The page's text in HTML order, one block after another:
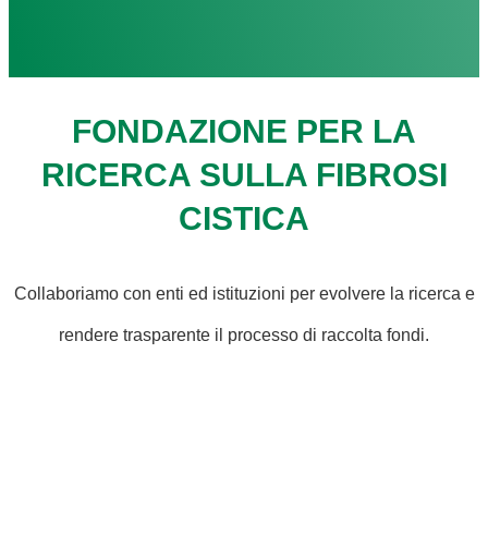
FONDAZIONE PER LA
RICERCA SULLA FIBROSI
CISTICA
Collaboriamo con enti ed istituzioni per evolvere la ricerca e
rendere trasparente il processo di raccolta fondi.